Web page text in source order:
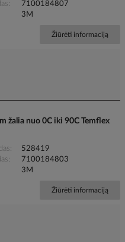
7100184807
3M
Žiūrėti informaciją
žalia nuo 0C iki 90C Temflex
528419
7100184803
3M
Žiūrėti informaciją